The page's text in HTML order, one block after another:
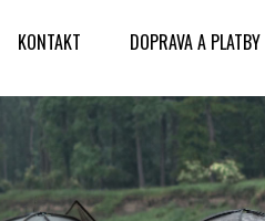
KONTAKT DOPRAVA A PLATBY